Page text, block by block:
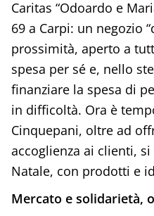
Caritas “Odoardo e
69 a Carpi: un negozio
prossimità, aperto a
spesa per sé e, nello
finanziare la spesa di
in difficoltà. Ora è
Cinquepani, oltre ad
accoglienza ai clienti,
Natale, con prodotti e
Mercato e solidarietà,